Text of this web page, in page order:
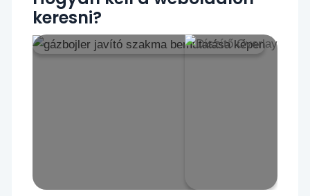
keresni?